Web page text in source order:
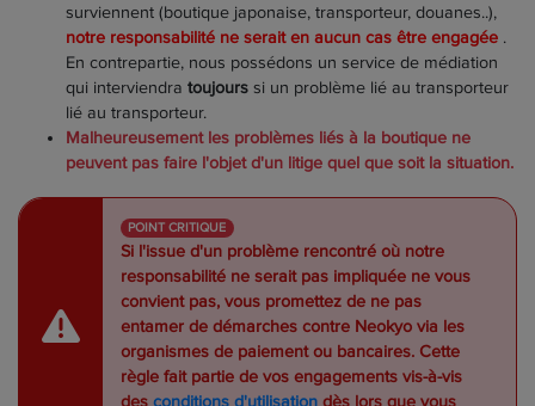
surviennent (boutique japonaise, transporteur, douanes..),
notre responsabilité ne serait en aucun cas être engagée .
En contrepartie, nous possédons un service de médiation
qui interviendra toujours si un problème lié au transporteur
lié au transporteur.
Malheureusement les problèmes liés à la boutique ne
peuvent pas faire l'objet d'un litige quel que soit la situation.
POINT CRITIQUE
Si l'issue d'un problème rencontré où notre
responsabilité ne serait pas impliquée ne vous
convient pas, vous promettez de ne pas
entamer de démarches contre Neokyo via les
organismes de paiement ou bancaires. Cette
règle fait partie de vos engagements vis-à-vis
des conditions d'utilisation dès lors que vous